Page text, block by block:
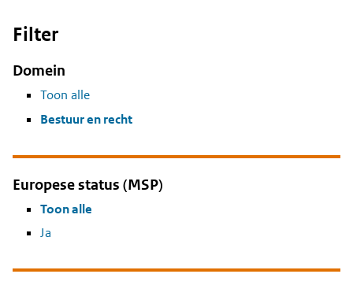
Filter
Domein
Toon alle
Bestuur en recht
Europese status (MSP)
Toon alle
Ja